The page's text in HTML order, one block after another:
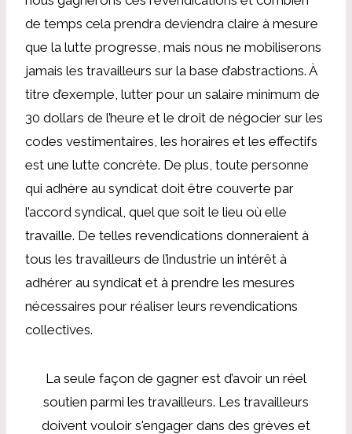
de temps cela prendra deviendra claire à mesure
que la lutte progresse, mais nous ne mobiliserons
jamais les travailleurs sur la base d’abstractions. À
titre d’exemple, lutter pour un salaire minimum de
30 dollars de l’heure et le droit de négocier sur les
codes vestimentaires, les horaires et les effectifs
est une lutte concrète. De plus, toute personne
qui adhère au syndicat doit être couverte par
l’accord syndical, quel que soit le lieu où elle
travaille. De telles revendications donneraient à
tous les travailleurs de l’industrie un intérêt à
adhérer au syndicat et à prendre les mesures
nécessaires pour réaliser leurs revendications
collectives.
La seule façon de gagner est d’avoir un réel
soutien parmi les travailleurs. Les travailleurs
doivent vouloir s'engager dans des grèves et